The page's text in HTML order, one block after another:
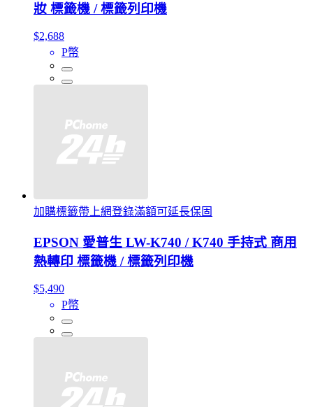
妝 標籤機 / 標籤列印機
$2,688
P幣
加購標籤帶上網登錄滿額可延長保固
EPSON 愛普生 LW-K740 / K740 手持式 商用
熱轉印 標籤機 / 標籤列印機
$5,490
P幣